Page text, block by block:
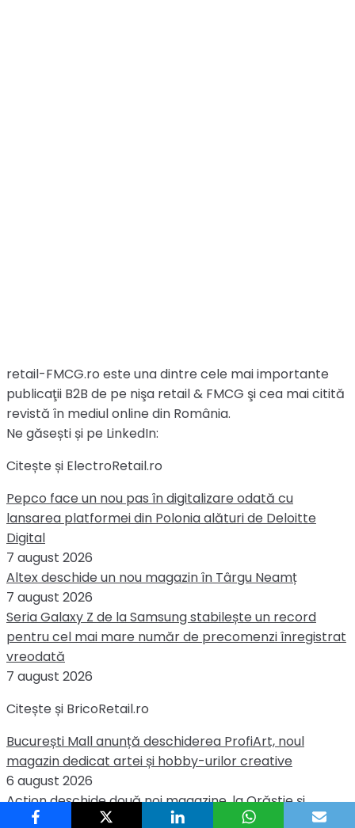
retail-FMCG.ro este una dintre cele mai importante
publicaţii B2B de pe nişa retail & FMCG şi cea mai citită
revistă în mediul online din România.
Ne găsești și pe LinkedIn:
Citește și ElectroRetail.ro
Pepco face un nou pas în digitalizare odată cu
lansarea platformei din Polonia alături de Deloitte
Digital
7 august 2026
Altex deschide un nou magazin în Târgu Neamț
7 august 2026
Seria Galaxy Z de la Samsung stabilește un record
pentru cel mai mare număr de precomenzi înregistrat
vreodată
7 august 2026
Citește și BricoRetail.ro
București Mall anunță deschiderea ProfiArt, noul
magazin dedicat artei și hobby-urilor creative
6 august 2026
Action deschide două noi magazine, la Orăștie și
Vladimirescu